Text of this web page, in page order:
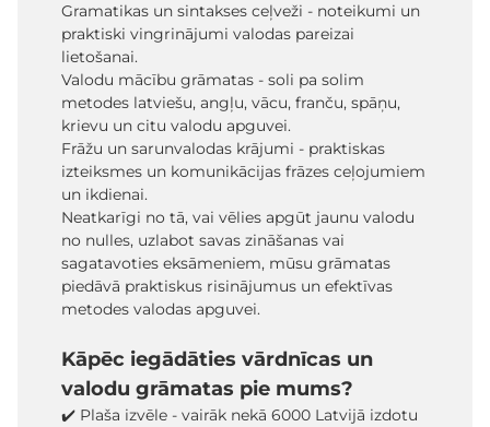
Gramatikas un sintakses ceļveži - noteikumi un
praktiski vingrinājumi valodas pareizai
lietošanai.
Valodu mācību grāmatas - soli pa solim
metodes latviešu, angļu, vācu, franču, spāņu,
krievu un citu valodu apguvei.
Frāžu un sarunvalodas krājumi - praktiskas
izteiksmes un komunikācijas frāzes ceļojumiem
un ikdienai.
Neatkarīgi no tā, vai vēlies apgūt jaunu valodu
no nulles, uzlabot savas zināšanas vai
sagatavoties eksāmeniem, mūsu grāmatas
piedāvā praktiskus risinājumus un efektīvas
metodes valodas apguvei.
Kāpēc iegādāties vārdnīcas un
valodu grāmatas pie mums?
✔️ Plaša izvēle - vairāk nekā 6000 Latvijā izdotu